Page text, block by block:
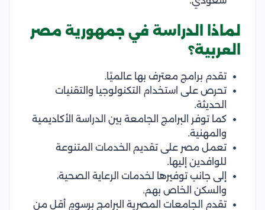
لماذا الدراسة في جمهورية مصر
العربية؟
تقدم برامج معترف بها عالميًا.
تحرص على استخدام التكنولوجيا والتقنيات
الحديثة.
كما توفر البرامج الجامعة بين الدراسة الأكاديمية
والمهنية.
تعمل مصر على تقديم الخدمات المتنوعة
للوافدين إليها.
إلى جانب توفيرها لخدمات الرعاية الصحية،
والسكن الخاص بهم.
تقدم الجامعات المصرية البرامج برسومٍ أقل من